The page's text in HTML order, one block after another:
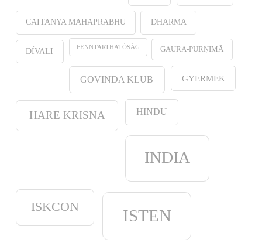
CAITANYA MAHAPRABHU DHARMA
DÍVALI FENNTARTHATÓSÁG GAURA-PURṆIMĀ
GOVINDA KLUB GYERMEK
HARE KRISNA HINDU
INDIA
ISKCON ISTEN